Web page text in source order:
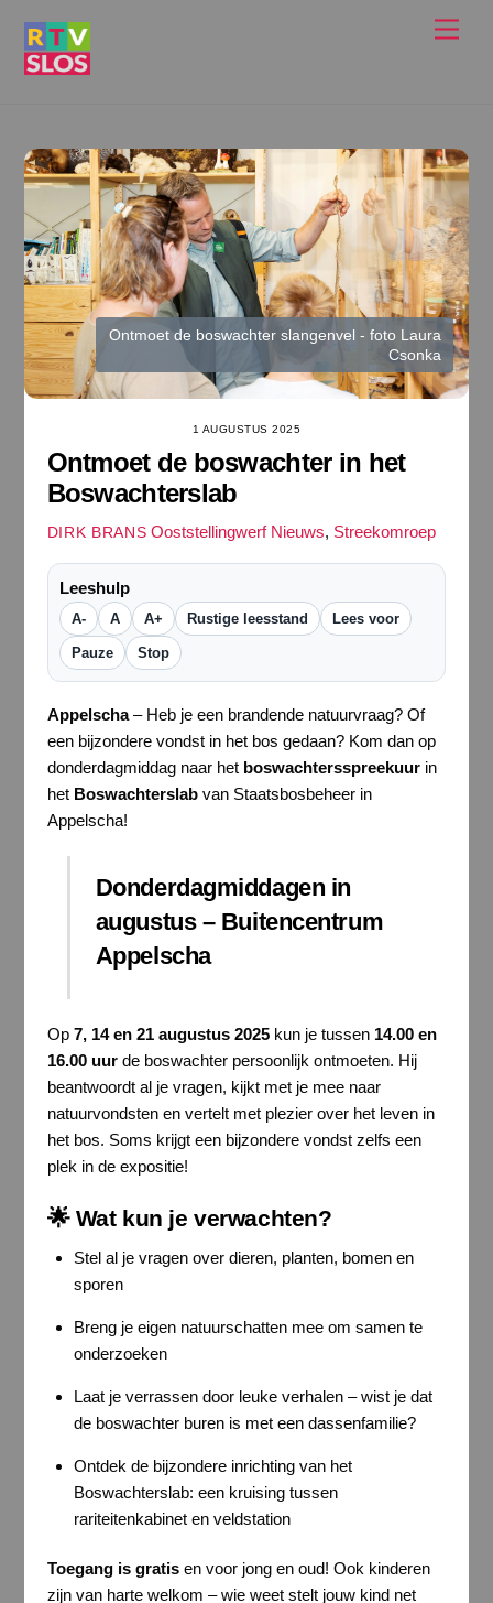
Ontmoet de boswachter slangenvel - foto Laura
Csonka
1 AUGUSTUS 2025
Ontmoet de boswachter in het
Boswachterslab
DIRK BRANS Ooststellingwerf Nieuws, Streekomroep
Leeshulp
A- A A+ Rustige leesstand Lees voor
Pauze Stop
Appelscha– Heb je een brandende natuurvraag? Of
een bijzondere vondst in het bos gedaan? Kom dan op
donderdagmiddag naar het boswachtersspreekuurin
het Boswachterslabvan Staatsbosbeheer in
Appelscha!
Donderdagmiddagen in
augustus – Buitencentrum
Appelscha
Op 7, 14 en 21 augustus 2025kun je tussen 14.00 en
16.00 uurde boswachter persoonlijk ontmoeten. Hij
beantwoordt al je vragen, kijkt met je mee naar
natuurvondsten en vertelt met plezier over het leven in
het bos. Soms krijgt een bijzondere vondst zelfs een
plek in de expositie!
🌟 Wat kun je verwachten?
Stel al je vragen over dieren, planten, bomen en
sporen
Breng je eigen natuurschatten mee om samen te
onderzoeken
Laat je verrassen door leuke verhalen – wist je dat
de boswachter buren is met een dassenfamilie?
Ontdek de bijzondere inrichting van het
Boswachterslab: een kruising tussen
rariteitenkabinet en veldstation
Toegang is gratisen voor jong en oud! Ook kinderen
zijn van harte welkom – wie weet stelt jouw kind net